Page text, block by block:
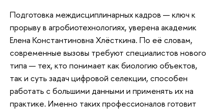
Подготовка междисциплинарных кадров — ключ к
прорыву в агробиотехнологиях, уверена академик
Елена Константиновна Хлёсткина. По её словам,
современные вызовы требуют специалистов нового
типа — тех, кто понимает как биологию объектов,
так и суть задач цифровой селекции, способен
работать с большими данными и применять их на
практике. Именно таких профессионалов готовит